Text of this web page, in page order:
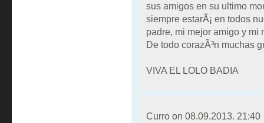
sus amigos en su ultimo
siempre estarÃ¡ en todos
padre, mi mejor amigo y mi
De todo corazÃ³n muchas
VIVA EL LOLO BADIA
Curro on 08.09.2013. 21:40